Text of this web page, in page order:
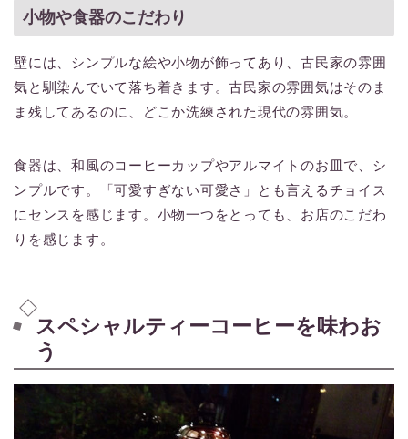
小物や食器のこだわり
壁には、シンプルな絵や小物が飾ってあり、古民家の雰囲
気と馴染んでいて落ち着きます。古民家の雰囲気はそのま
ま残してあるのに、どこか洗練された現代の雰囲気。
食器は、和風のコーヒーカップやアルマイトのお皿で、シ
ンプルです。「可愛すぎない可愛さ」とも言えるチョイス
にセンスを感じます。小物一つをとっても、お店のこだわ
りを感じます。
スペシャルティーコーヒーを味わお
う